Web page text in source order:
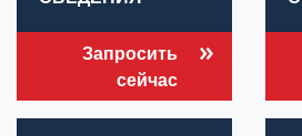
Запросить
сейчас